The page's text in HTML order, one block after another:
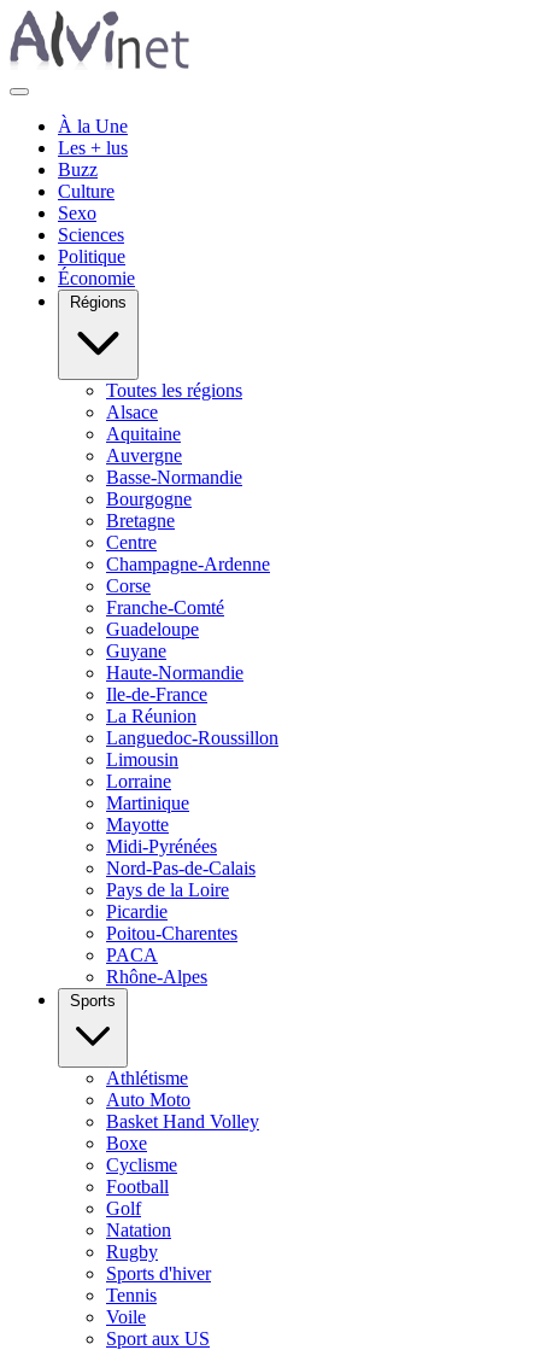
À la Une
Les + lus
Buzz
Culture
Sexo
Sciences
Politique
Économie
Régions
Toutes les régions
Alsace
Aquitaine
Auvergne
Basse-Normandie
Bourgogne
Bretagne
Centre
Champagne-Ardenne
Corse
Franche-Comté
Guadeloupe
Guyane
Haute-Normandie
Ile-de-France
La Réunion
Languedoc-Roussillon
Limousin
Lorraine
Martinique
Mayotte
Midi-Pyrénées
Nord-Pas-de-Calais
Pays de la Loire
Picardie
Poitou-Charentes
PACA
Rhône-Alpes
Sports
Athlétisme
Auto Moto
Basket Hand Volley
Boxe
Cyclisme
Football
Golf
Natation
Rugby
Sports d'hiver
Tennis
Voile
Sport aux US